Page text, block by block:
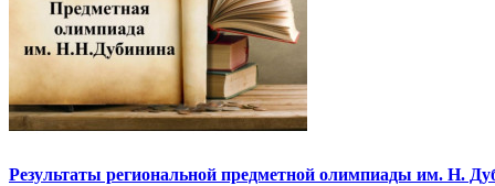
Результаты региональной предметной олимпиады им. Н.